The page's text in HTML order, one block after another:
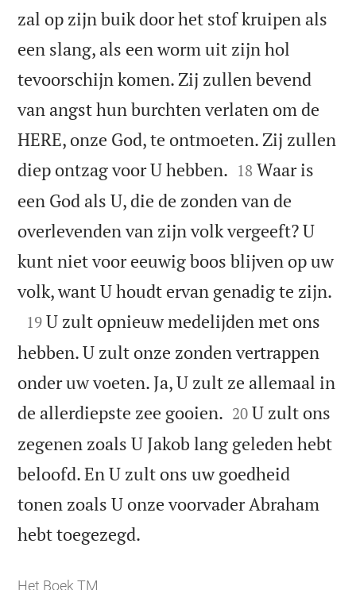
zal op zijn buik door het stof kruipen als
een slang, als een worm uit zijn hol
tevoorschijn komen. Zij zullen bevend
van angst hun burchten verlaten om de
HERE, onze God, te ontmoeten. Zij zullen
diep ontzag voor U hebben. 

18 Waar is
een God als U, die de zonden van de
overlevenden van zijn volk vergeeft? U
kunt niet voor eeuwig boos blijven op uw
volk, want U houdt ervan genadig te zijn.

19 U zult opnieuw medelijden met ons
hebben. U zult onze zonden vertrappen
onder uw voeten. Ja, U zult ze allemaal in
de allerdiepste zee gooien. 

20 U zult ons
zegenen zoals U Jakob lang geleden hebt
beloofd. En U zult ons uw goedheid
tonen zoals U onze voorvader Abraham
hebt toegezegd.
Het Boek TM